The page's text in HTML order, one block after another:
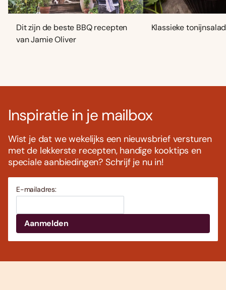
Dit zijn de beste BBQ recepten
van Jamie Oliver
Klassieke
Inspiratie in je mailbox
Wist je dat we wekelijks een nieuwsbrief versturen
met de lekkerste recepten, handige kooktips en
speciale aanbiedingen? Schrijf je nu in!
E-mailadres: